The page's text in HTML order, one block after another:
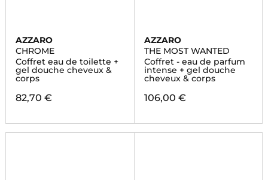
AZZARO
CHROME
Coffret eau de toilette +
gel douche cheveux &
corps
82,70 €
AZZARO
THE MOST WANTED
Coffret - eau de parfum
intense + gel douche
cheveux & corps
106,00 €